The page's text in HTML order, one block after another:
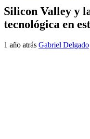
Silicon Valley y
tecnológica en
1 año atrás Gabriel Delgado